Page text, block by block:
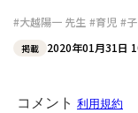
#大越陽一 先生 #育児 #
掲載 2020年01月31日